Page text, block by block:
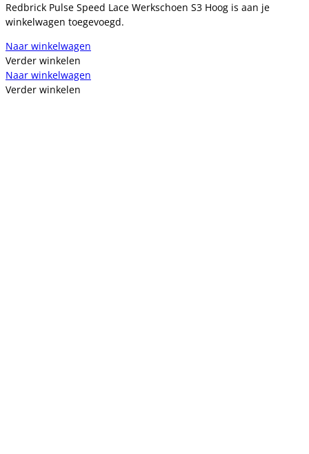
Redbrick Pulse Speed Lace Werkschoen S3 Hoog is aan je
winkelwagen toegevoegd.
Naar winkelwagen
Verder winkelen
Naar winkelwagen
Verder winkelen